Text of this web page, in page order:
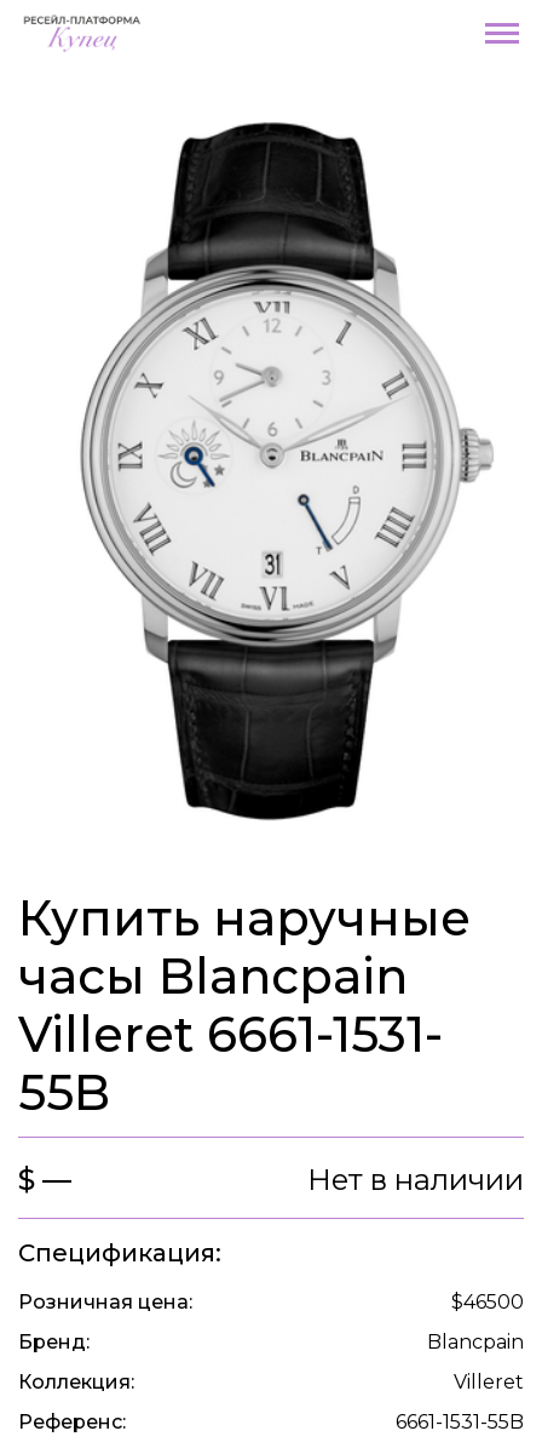
Купить наручные
часы Blancpain
Villeret 6661-1531-
55B
$ — Нет в наличии
Спецификация:
Розничная цена:
$46500
Бренд:
Blancpain
Коллекция:
Villeret
Референс:
6661-1531-55B